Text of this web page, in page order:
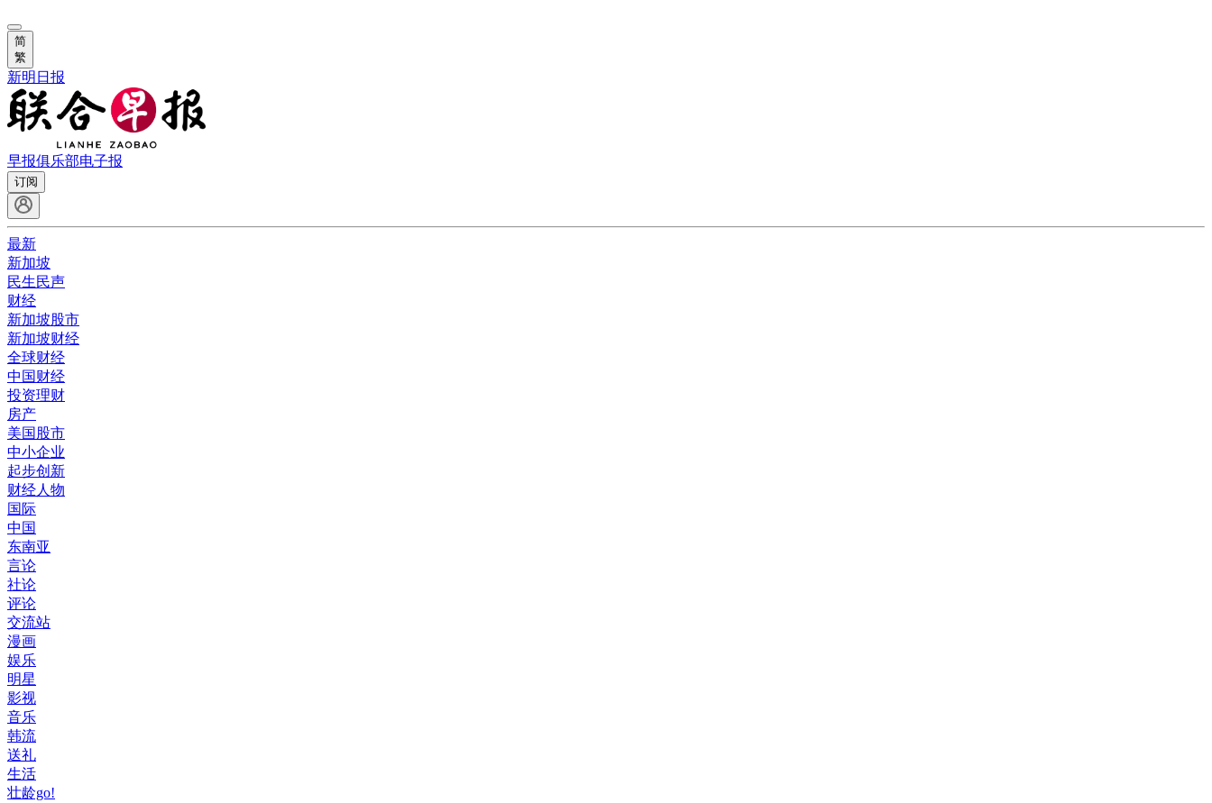
简
繁
新明日报
早报俱乐部电子报
订阅
最新
新加坡
民生民声
财经
新加坡股市
新加坡财经
全球财经
中国财经
投资理财
房产
美国股市
中小企业
起步创新
财经人物
国际
中国
东南亚
言论
社论
评论
交流站
漫画
娱乐
明星
影视
音乐
韩流
送礼
生活
壮龄go!